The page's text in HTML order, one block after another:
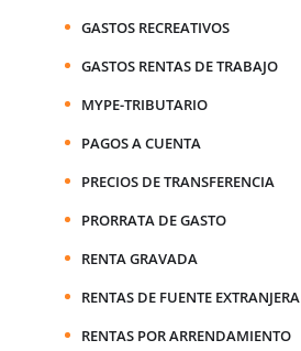
GASTOS RECREATIVOS
GASTOS RENTAS DE TRABAJO
MYPE-TRIBUTARIO
PAGOS A CUENTA
PRECIOS DE TRANSFERENCIA
PRORRATA DE GASTO
RENTA GRAVADA
RENTAS DE FUENTE EXTRANJERA
RENTAS POR ARRENDAMIENTO